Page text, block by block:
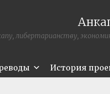
либертарианству,
История